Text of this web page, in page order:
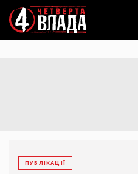
Перейти
до
основного
вмісту
ПУБЛІКАЦІЇ